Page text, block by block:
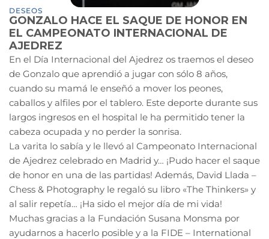
DESEOS
GONZALO HACE EL SAQUE DE HONOR EN
EL CAMPEONATO INTERNACIONAL DE
AJEDREZ
En el Día Internacional del Ajedrez os traemos el deseo
de Gonzalo que aprendió a jugar con sólo 8 años,
cuando su mamá le enseñó a mover los peones,
caballos y alfiles por el tablero. Este deporte durante sus
largos ingresos en el hospital le ha permitido tener la
cabeza ocupada y no perder la sonrisa.
La varita lo sabía y le llevó al Campeonato Internacional
de Ajedrez celebrado en Madrid y… ¡Pudo hacer el saque
de honor en una de las partidas! Además, David Llada –
Chess & Photography le regaló su libro «The Thinkers» y
al salir repetía… ¡Ha sido el mejor día de mi vida!
Muchas gracias a la Fundación Susana Monsma por
ayudarnos a hacerlo posible y a la FIDE – International